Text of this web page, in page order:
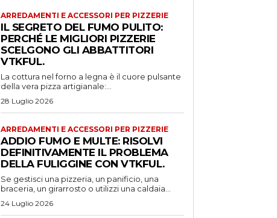
ARREDAMENTI E ACCESSORI PER PIZZERIE
IL SEGRETO DEL FUMO PULITO:
PERCHÉ LE MIGLIORI PIZZERIE
SCELGONO GLI ABBATTITORI
VTKFUL.
La cottura nel forno a legna è il cuore pulsante
della vera pizza artigianale:...
28 Luglio 2026
ARREDAMENTI E ACCESSORI PER PIZZERIE
ADDIO FUMO E MULTE: RISOLVI
DEFINITIVAMENTE IL PROBLEMA
DELLA FULIGGINE CON VTKFUL.
Se gestisci una pizzeria, un panificio, una
braceria, un girarrosto o utilizzi una caldaia...
24 Luglio 2026